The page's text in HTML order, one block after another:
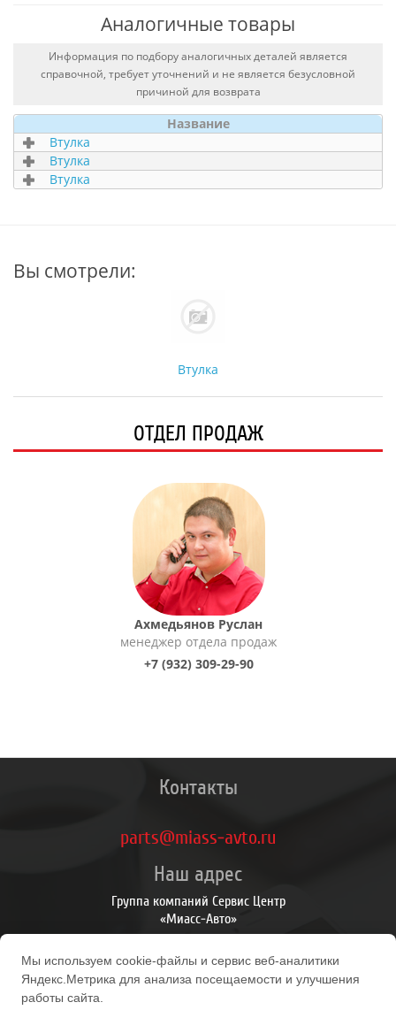
Аналогичные товары
Информация по подбору аналогичных деталей является
справочной, требует уточнений и не является безусловной
причиной для возврата
Название
Втулка
Втулка
Втулка
Вы смотрели:
Втулка
ОТДЕЛ ПРОДАЖ
Ахмедьянов Руслан
менеджер отдела продаж
+7 (932) 309-29-90
Контакты
parts@miass-avto.ru
Наш адрес
Группа компаний Сервис Центр
«Миасс-Авто»
Личный Кабинет
Личный Кабинет
Мы используем cookie-файлы и сервис веб-аналитики
Яндекс.Метрика для анализа посещаемости и улучшения
работы сайта.